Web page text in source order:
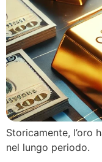
Storicamente, l’oro
nel lungo periodo.